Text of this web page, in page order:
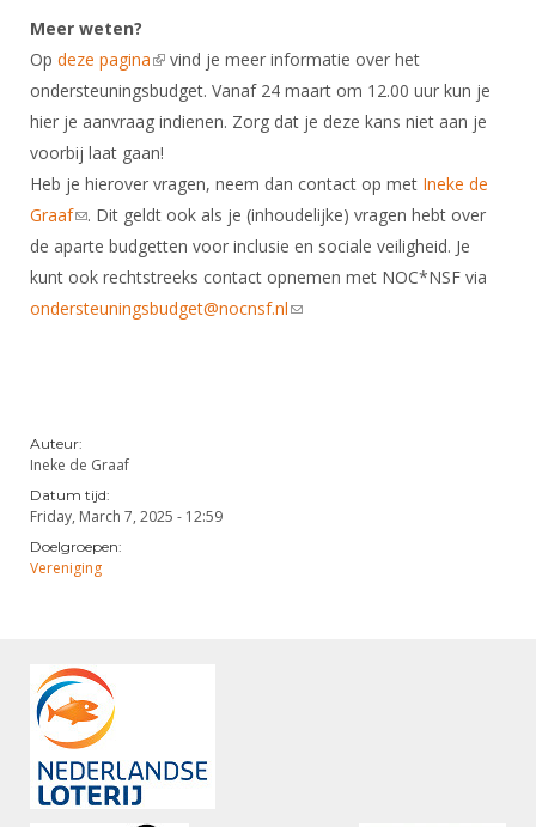
Verwerk wedstrijduitslagen
NK organiseren
Promotie en logo
Geschiedenis van het schermen
Touché
Meer weten?
Op deze pagina(link is external)
vind je meer informatie over het
ondersteuningsbudget. Vanaf 24 maart om 12.00 uur kun je
hier je aanvraag indienen. Zorg dat je deze kans niet aan je
voorbij laat gaan!
Heb je hierover vragen, neem dan contact op met Ineke de
Graaf(link sends e-mail)
. Dit geldt ook als je (inhoudelijke) vragen hebt over
de aparte budgetten voor inclusie en sociale veiligheid. Je
kunt ook rechtstreeks contact opnemen met NOC*NSF via
ondersteuningsbudget@nocnsf.nl(link sends e-mail)
Auteur:
Ineke de Graaf
Datum tijd:
Friday, March 7, 2025 - 12:59
Doelgroepen:
Vereniging